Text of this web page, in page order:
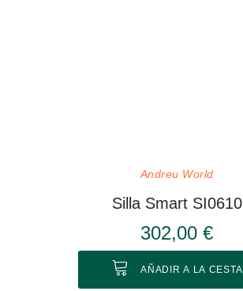
Andreu World
Silla Smart SI0610
302,00 €
AÑADIR A LA CESTA